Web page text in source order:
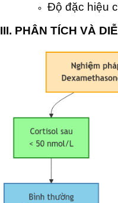
Độ đặc hiệu
III. PHÂN TÍCH VÀ